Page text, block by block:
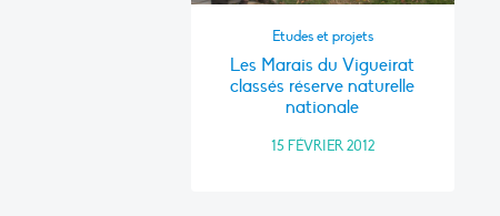
Etudes et projets
Les Marais du Vigueirat
classés réserve naturelle
nationale
15 FÉVRIER 2012